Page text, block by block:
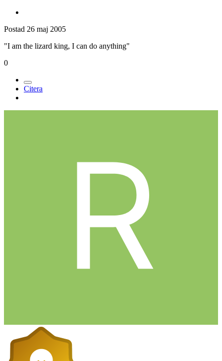
Postad 26 maj 2005
"I am the lizard king, I can do anything"
0
Citera